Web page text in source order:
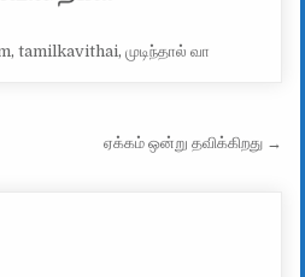
,tamilkavithai,முடிந்தால் வா
ஏக்கம் ஒன்று தவிக்கிறது →